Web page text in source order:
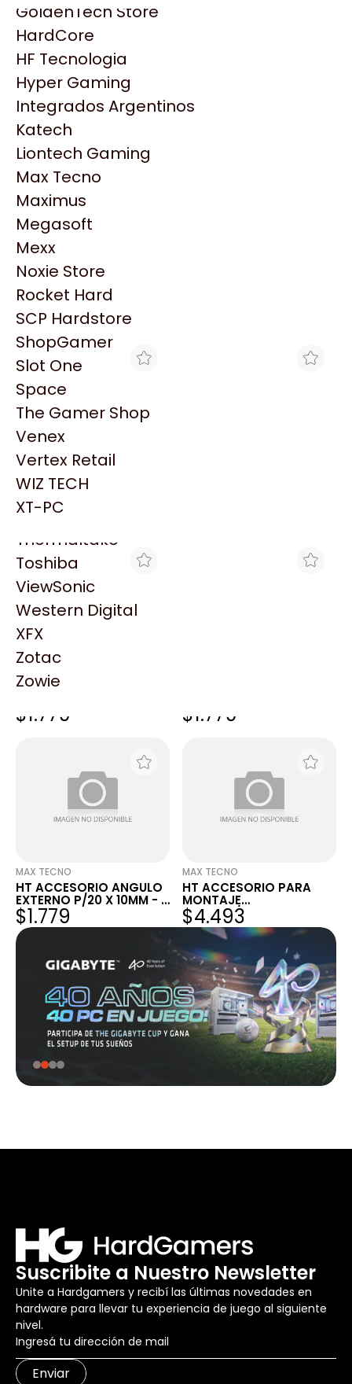
HP
HyperX
INNO3D
Intel
Kingston
Lenovo
Logitech
MSI
NVIDIA GeForce
NZXT
PNY
Palit
Philips
PowerColor
Razer
Redragon
Samsung
Sandisk
Sapphire
Seagate
Sentey
Solarmax
Thermaltake
Toshiba
ViewSonic
Western Digital
XFX
Zotac
Zowie
GoldenTech Store
HardCore
HF Tecnologia
Hyper Gaming
Integrados Argentinos
Katech
Liontech Gaming
Max Tecno
Maximus
Megasoft
Mexx
Noxie Store
Rocket Hard
SCP Hardstore
ShopGamer
Slot One
Space
The Gamer Shop
Venex
Vertex Retail
WIZ TECH
XT-PC
Productos
Similares
Explorá más productos similares
MAX TECNO
HT ACCESORIO ANGULO
27X30 - 25U
$4.652
HT ACCESORIO ANGULO
$1.779 $1.779
MAX TECNO
HT ACCESORIO ANGULO
EXTERNO P/20 X 10MM - X
25U
$1.779
MAX TECNO
HT ACCESORIO PARA
MONTAJE
CUALQ.T/BASTIDOR
$4.493
Suscribite a Nuestro Newsletter
Unite a Hardgamers y recibí las últimas novedades en
hardware para llevar tu experiencia de juego al siguiente
nivel.
Enviar